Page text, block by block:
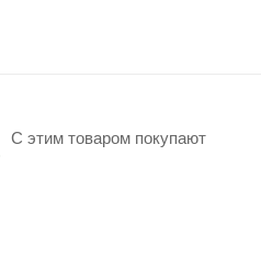
С этим товаром покупают